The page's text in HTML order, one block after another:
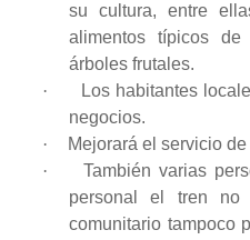
su cultura, entre
alimentos típicos
árboles frutales.
·
Los habitantes
negocios.
·
Mejorará el servicio
·
También varias
personal el tren no
comunitario tampoco